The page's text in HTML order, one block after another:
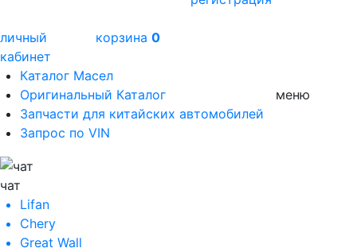
личный
кабинет
корзина 0
Каталог Масел
Оригинальный Каталог
Запчасти для китайских автомобилей
Запрос по VIN
меню
чат
Lifan
Chery
Great Wall